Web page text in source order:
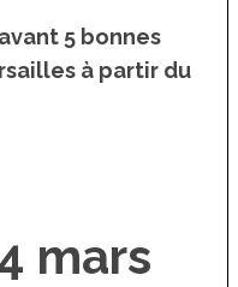
5 bonnes
à partir du
mars